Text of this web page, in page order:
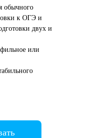
обычного
к ОГЭ и
двух и
или